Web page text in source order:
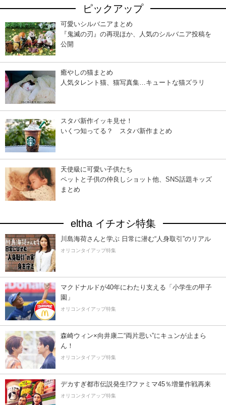
ピックアップ
可愛いシルバニアまとめ
『鬼滅の刃』の再現ほか、人気のシルバニア投稿を
公開
癒やしの猫まとめ
人気タレント猫、猫写真集…キュートな猫ズラリ
スタバ新作イッキ見せ！
いくつ知ってる？ スタバ新作まとめ
天使級に可愛い子供たち
ペットと子供の仲良しショット他、SNS話題キッズ
まとめ
eltha イチオシ特集
川島海荷さんと学ぶ 日常に潜む“人身取引”のリアル
オリコンタイアップ特集
マクドナルドが40年にわたり支える「小学生の甲子
園」
オリコンタイアップ特集
森崎ウィン×向井康二“両片思い”にキュンが止まら
ん！
オリコンタイアップ特集
デカすぎ都市伝説発生!?ファミマ45％増量作戦再来
オリコンタイアップ特集